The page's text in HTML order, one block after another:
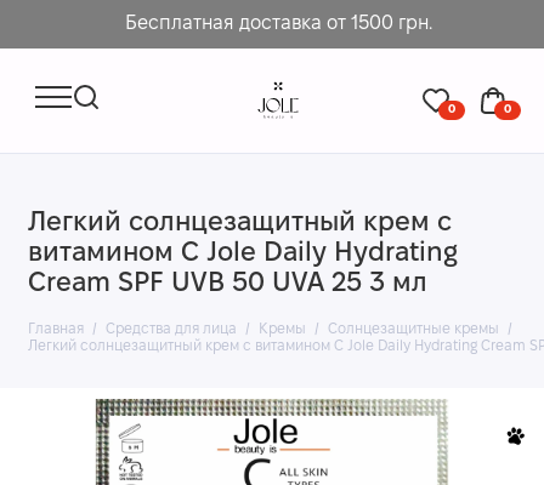
Бесплатная доставка от 1500 грн.
0 0
Легкий солнцезащитный крем с
витамином C Jole Daily Hydrating
Cream SPF UVB 50 UVA 25 3 мл
Главная Средства для лица Кремы
Солнцезащитные кремы
Легкий солнцезащитный крем с витамином C Jole Daily Hydrating Cream